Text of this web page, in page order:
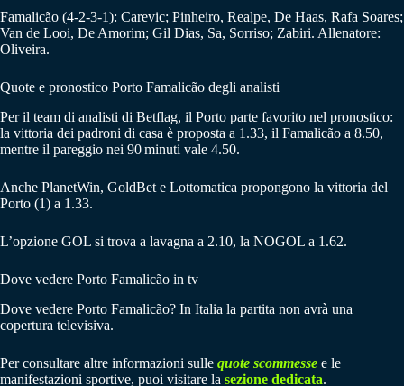
Famalicão (4-2-3-1): Carevic; Pinheiro, Realpe, De Haas, Rafa Soares;
Van de Looi, De Amorim; Gil Dias, Sa, Sorriso; Zabiri. Allenatore:
Oliveira.
Quote e pronostico Porto Famalicão degli analisti
Per il team di analisti di Betflag, il Porto parte favorito nel pronostico:
la vittoria dei padroni di casa è proposta a 1.33, il Famalicão a 8.50,
mentre il pareggio nei 90 minuti vale 4.50.
Anche PlanetWin, GoldBet e Lottomatica propongono la vittoria del
Porto (1) a 1.33.
L’opzione GOL si trova a lavagna a 2.10, la NOGOL a 1.62.
Dove vedere Porto Famalicão in tv
Dove vedere Porto Famalicão? In Italia la partita non avrà una
copertura televisiva.
Per consultare altre informazioni sulle quote scommesse e le
manifestazioni sportive, puoi visitare la sezione dedicata.